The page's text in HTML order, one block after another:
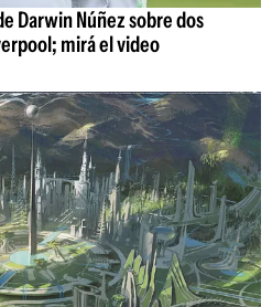
Darwin Núñez sobre dos
mirá el video